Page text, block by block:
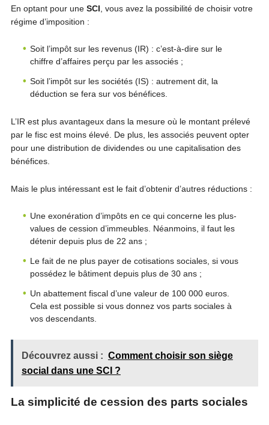
En optant pour une SCI , vous avez la possibilité de choisir votre
régime d’imposition :
Soit l’impôt sur les revenus (IR) : c’est-à-dire sur le
chiffre d’affaires perçu par les associés ;
Soit l’impôt sur les sociétés (IS) : autrement dit, la
déduction se fera sur vos bénéfices.
L’IR est plus avantageux dans la mesure où le montant prélevé
par le fisc est moins élevé. De plus, les associés peuvent opter
pour une distribution de dividendes ou une capitalisation des
bénéfices.
Mais le plus intéressant est le fait d’obtenir d’autres réductions :
Une exonération d’impôts en ce qui concerne les plus-
values de cession d’immeubles. Néanmoins, il faut les
détenir depuis plus de 22 ans ;
Le fait de ne plus payer de cotisations sociales, si vous
possédez le bâtiment depuis plus de 30 ans ;
Un abattement fiscal d’une valeur de 100 000 euros.
Cela est possible si vous donnez vos parts sociales à
vos descendants.
Découvrez aussi : Comment choisir son siège
social dans une SCI ?
La simplicité de cession des parts sociales